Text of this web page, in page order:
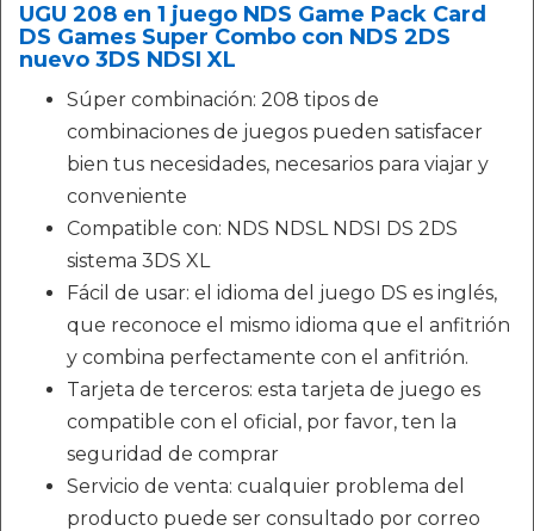
UGU 208 en 1 juego NDS Game Pack Card
DS Games Super Combo con NDS 2DS
nuevo 3DS NDSI XL
Súper combinación: 208 tipos de
combinaciones de juegos pueden satisfacer
bien tus necesidades, necesarios para viajar y
conveniente
Compatible con: NDS NDSL NDSI DS 2DS
sistema 3DS XL
Fácil de usar: el idioma del juego DS es inglés,
que reconoce el mismo idioma que el anfitrión
y combina perfectamente con el anfitrión.
Tarjeta de terceros: esta tarjeta de juego es
compatible con el oficial, por favor, ten la
seguridad de comprar
Servicio de venta: cualquier problema del
producto puede ser consultado por correo